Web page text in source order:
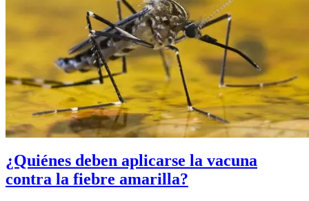
¿Quiénes deben aplicarse la vacuna
contra la fiebre amarilla?